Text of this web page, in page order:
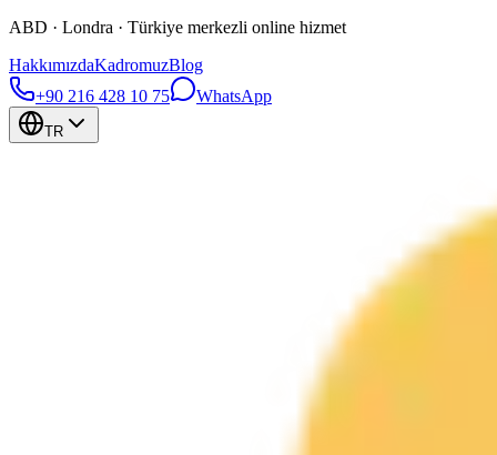
ABD · Londra · Türkiye merkezli online hizmet
HakkımızdaKadromuzBlog
+90 216 428 10 75
WhatsApp
TR